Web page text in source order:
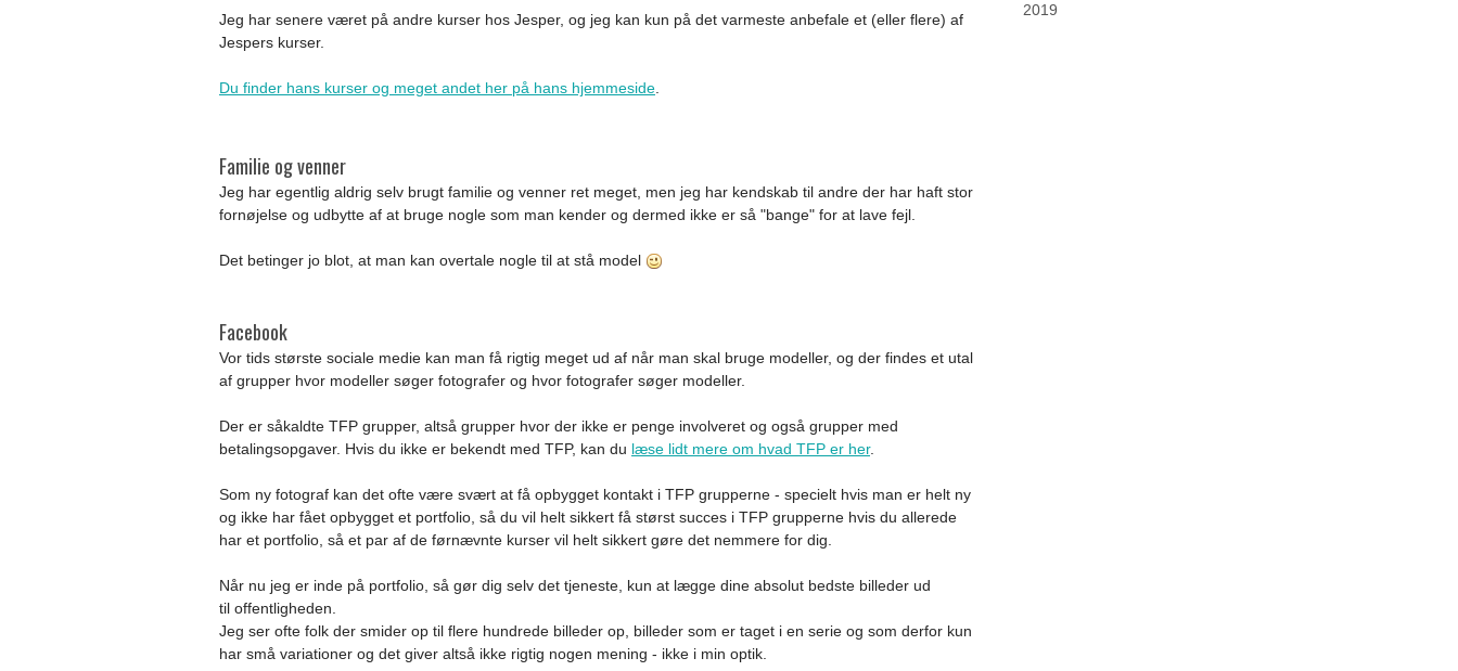
Jeg har senere været på andre kurser hos Jesper, og jeg kan kun på det varmeste anbefale et (eller flere) af
Jespers kurser.
Du finder hans kurser og meget andet her på hans hjemmeside
Familie og venner
Jeg har egentlig aldrig selv brugt familie og venner ret meget, men jeg har kendskab til andre der har haft stor
fornøjelse og udbytte af at bruge nogle som man kender og dermed ikke er så "bange" for at lave fejl.
Det betinger jo blot, at man kan overtale nogle til at stå model
Facebook
Vor tids største sociale medie kan man få rigtig meget ud af når man skal bruge modeller, og der findes et utal
af grupper hvor modeller søger fotografer og hvor fotografer søger modeller.
Der er såkaldte TFP grupper, altså grupper hvor der ikke er penge involveret og også grupper med
betalingsopgaver. Hvis du ikke er bekendt med TFP, kan du læse lidt mere om hvad TFP er her.
Som ny fotograf kan det ofte være svært at få opbygget kontakt i TFP grupperne - specielt hvis man er helt ny
og ikke har fået opbygget et portfolio, så du vil helt sikkert få størst succes i TFP grupperne hvis du allerede
har et portfolio, så et par af de førnævnte kurser vil helt sikkert gøre det nemmere for dig.
Når nu jeg er inde på portfolio, så gør dig selv det tjeneste, kun at lægge dine absolut bedste billeder ud
til offentligheden.
Jeg ser ofte folk der smider op til flere hundrede billeder op, billeder som er taget i en serie og som derfor kun
har små variationer og det giver altså ikke rigtig nogen mening - ikke i min optik.
2019